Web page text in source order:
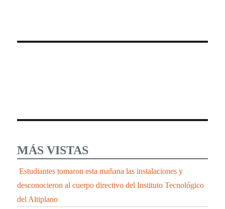
MÁS VISTAS
Estudiantes tomaron esta mañana las instalaciones y
desconocieron al cuerpo directivo del Instituto Tecnológico
del Altiplano